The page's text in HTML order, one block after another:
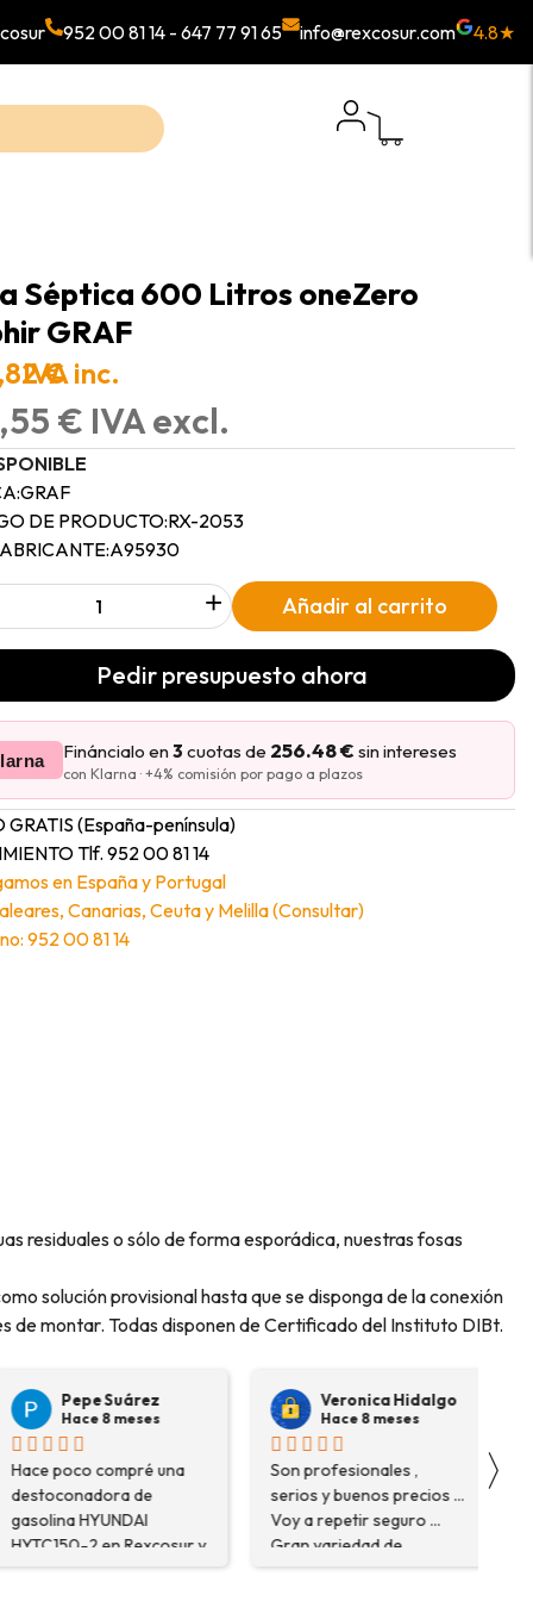
952 00 81 14 - 647 77 91 65 info@rexcosur.com 4.8★
Séptica 600 Litros oneZero
GRAF
€
IVA inc.
€ IVA excl.
GRAF
DE PRODUCTO:RX-2053
A95930
+ Añadir al carrito
Pedir presupuesto ahora
Fináncialo en3 cuotas de 256.48 € sin intereses
con Klarna · +4% comisión por pago a plazos
GRATIS (España-península)
Tlf. 952 00 81 14
en España y Portugal
Canarias, Ceuta y Melilla (Consultar)
952 00 81 14
residuales o sólo de forma esporádica, nuestras fosas
solución provisional hasta que se disponga de la conexión
de montar. Todas disponen de Certificado del Instituto DIBt.
Pepe Suárez
Hace 8 meses
Hace poco compré una
destoconadora de
gasolina HYUNDAI
HYTC150-2 en Rexcosur y
una muy buena
Veronica Hidalgo
Hace 8 meses
Son profesionales ,
serios y buenos precios ...
Voy a repetir seguro ...
Gran variedad de
depósitos ... Confianza y
〉